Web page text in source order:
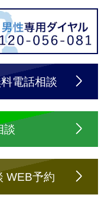
電話相談
談
WEB予約